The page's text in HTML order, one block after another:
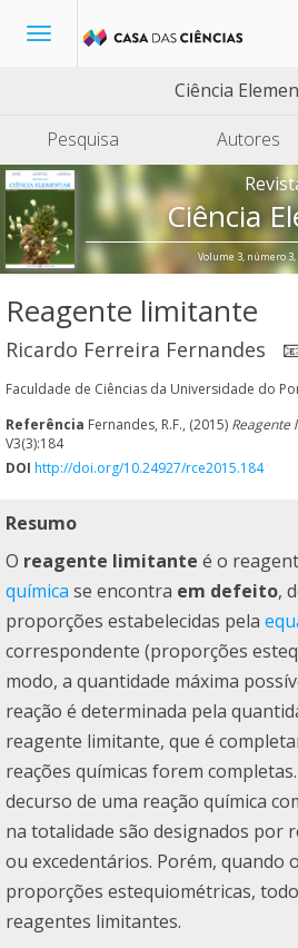
Toggle
Ciência
Pesquisa
Autores
Ciência
Volume 3, número
Reagente limitante
Ricardo Ferreira Fernandes
Faculdade de Ciências da Universidade do
Referência Fernandes, R.F., (2015) Reagente
V3(3):184
DOI http://doi.org/10.24927/rce2015.184
Resumo
O reagente limitante é o
química se encontra em defeito,
proporções estabelecidas pela
correspondente (proporções
modo, a quantidade máxima
reação é determinada pela
reagente limitante, que é
reações químicas forem
decurso de uma reação química
na totalidade são designados por
ou excedentários. Porém, quando
proporções estequiométricas,
reagentes limitantes.